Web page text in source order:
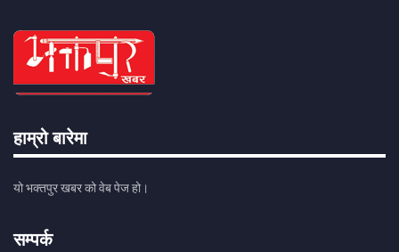
हाम्रो बारेमा
यो भक्तपुर खबर को वेब पेज हो।
सम्पर्क